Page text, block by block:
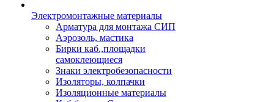
Электромонтажные материалы
Арматура для монтажа СИП
Аэрозоль, мастика
Бирки каб.,площадки
самоклеющиеся
Знаки электробезопасности
Изоляторы, колпачки
Изоляционные материалы